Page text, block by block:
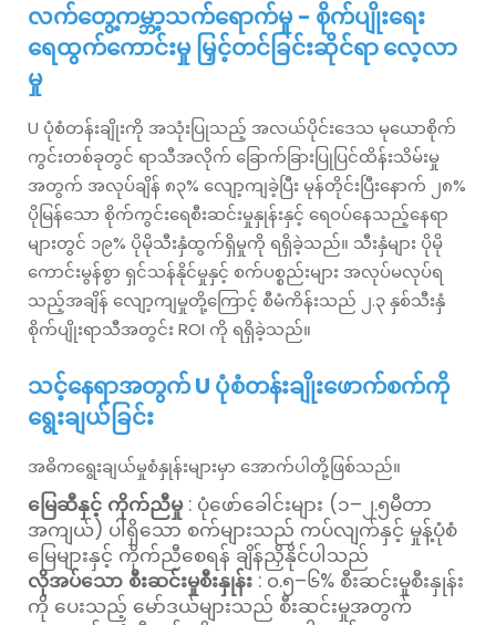
လက်တွေ့ကမ္ဘာ့သက်ရောက်မှု - စိုက်ပျိုးရေး
ရေထွက်ကောင်းမှု မြှင့်တင်ခြင်းဆိုင်ရာ လေ့လာ
မှု
U ပုံစံတန်းချိုးကို အသုံးပြုသည့် အလယ်ပိုင်းဒေသ မုယောစိုက်
ကွင်းတစ်ခုတွင် ရာသီအလိုက် ခြောက်ခြားပြုပြင်ထိန်းသိမ်းမှု
အတွက် အလုပ်ချိန် ၈၃% လျော့ကျခဲ့ပြီး မုန်တိုင်းပြီးနောက် ၂၈%
ပိုမြန်သော စိုက်ကွင်းရေစီးဆင်းမှုနှုန်းနှင့် ရေဝပ်နေသည့်နေရာ
များတွင် ၁၉% ပိုမိုသီးနှံထွက်ရှိမှုကို ရရှိခဲ့သည်။ သီးနှံများ ပိုမို
ကောင်းမွန်စွာ ရှင်သန်နိုင်မှုနှင့် စက်ပစ္စည်းများ အလုပ်မလုပ်ရ
သည့်အချိန် လျော့ကျမှုတို့ကြောင့် စီမံကိန်းသည် ၂.၃ နှစ်သီးနှံ
စိုက်ပျိုးရာသီအတွင်း ROI ကို ရရှိခဲ့သည်။
သင့်နေရာအတွက် U ပုံစံတန်းချိုးဖောက်စက်ကို
ရွေးချယ်ခြင်း
အဓိကရွေးချယ်မှုစံနှုန်းများမှာ အောက်ပါတို့ဖြစ်သည်။
မြေဆီနှင့် ကိုက်ညီမှု : ပုံဖော်ခေါင်းများ (၁–၂.၅မီတာ
အကျယ်) ပါရှိသော စက်များသည် ကပ်လျက်နှင့် မှုန့်ပုံစံ
မြေများနှင့် ကိုက်ညီစေရန် ချိန်ညှိနိုင်ပါသည်
လိုအပ်သော စီးဆင်းမှုစီးနှုန်း : ၀.၅–၆% စီးဆင်းမှုစီးနှုန်း
ကို ပေးသည့် မော်ဒယ်များသည် စီးဆင်းမှုအတွက်